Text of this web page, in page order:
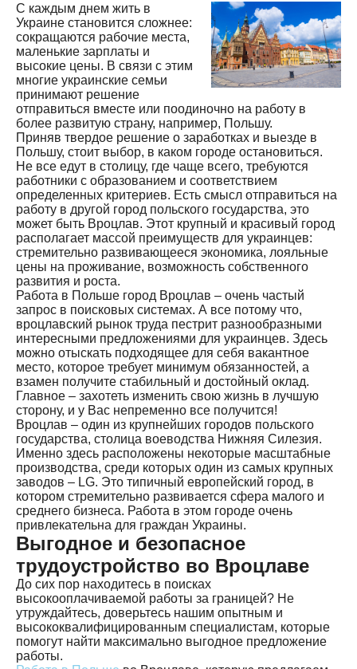
С каждым днем жить в
Украине становится сложнее:
сокращаются рабочие места,
маленькие зарплаты и
высокие цены. В связи с этим
многие украинские семьи
принимают решение
отправиться вместе или поодиночно на работу в
более развитую страну, например, Польшу.
Приняв твердое решение о заработках и выезде в
Польшу, стоит выбор, в каком городе остановиться.
Не все едут в столицу, где чаще всего, требуются
работники с образованием и соответствием
определенных критериев. Есть смысл отправиться на
работу в другой город польского государства, это
может быть Вроцлав. Этот крупный и красивый город
располагает массой преимуществ для украинцев:
стремительно развивающееся экономика, лояльные
цены на проживание, возможность собственного
развития и роста.
Работа в Польше город Вроцлав – очень частый
запрос в поисковых системах. А все потому что,
вроцлавский рынок труда пестрит разнообразными
интересными предложениями для украинцев. Здесь
можно отыскать подходящее для себя вакантное
место, которое требует минимум обязанностей, а
взамен получите стабильный и достойный оклад.
Главное – захотеть изменить свою жизнь в лучшую
сторону, и у Вас непременно все получится!
Вроцлав – один из крупнейших городов польского
государства, столица воеводства Нижняя Силезия.
Именно здесь расположены некоторые масштабные
производства, среди которых один из самых крупных
заводов – LG. Это типичный европейский город, в
котором стремительно развивается сфера малого и
среднего бизнеса. Работа в этом городе очень
привлекательна для граждан Украины.
Выгодное и безопасное
трудоустройство во Вроцлаве
До сих пор находитесь в поисках
высокооплачиваемой работы за границей? Не
утруждайтесь, доверьтесь нашим опытным и
высококвалифицированным специалистам, которые
помогут найти максимально выгодное предложение
работы.